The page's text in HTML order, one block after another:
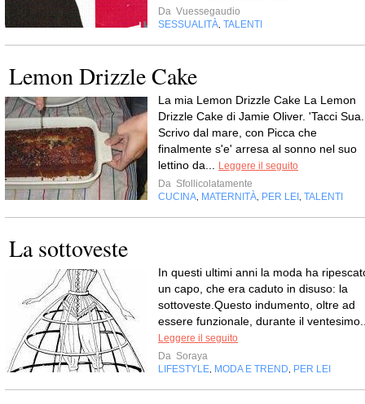
Da Vuessegaudio
SESSUALITÀ TALENTI
Lemon Drizzle Cake
La mia Lemon Drizzle Cake La Lemon
Drizzle Cake di Jamie Oliver. 'Tacci Sua.
Scrivo dal mare, con Picca che
finalmente s'e' arresa al sonno nel suo
lettino da...
Leggere il seguito
Da Sfollicolatamente
CUCINA MATERNITÀ PER LEI TALENTI
La sottoveste
In questi ultimi anni la moda ha
un capo, che era caduto in disuso: la
sottoveste.Questo indumento, oltre ad
essere funzionale, durante il
Leggere il seguito
Da Soraya
LIFESTYLE MODA E TREND PER LEI